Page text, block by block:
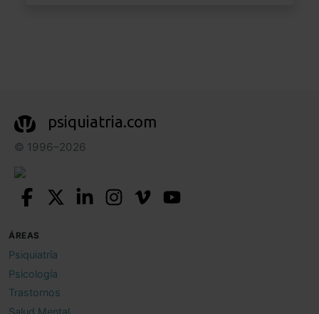
psiquiatria.com
© 1996–2026
ÁREAS
Psiquiatría
Psicología
Trastornos
Salud Mental